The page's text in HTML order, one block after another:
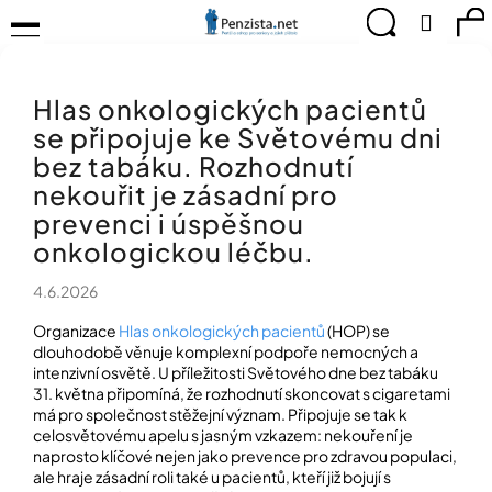
na
TIPY
PRO
PEVNÉ
ZDRAVÍ
CVIČÍME
PRO
RADOST
TVOŘTE
NÁMI
CHYTRÝ
PRŮVODCE
MODERNÍM
SVĚTEM
Hledat
Menu
Hlas onkologických pacientů
se připojuje ke Světovému dni
bez tabáku. Rozhodnutí
nekouřit je zásadní pro
prevenci i úspěšnou
onkologickou léčbu.
4.6.2026
Organizace Hlas onkologických pacientů(HOP) se
dlouhodobě věnuje komplexní podpoře nemocných a
intenzivní osvětě. U příležitosti Světového dne bez tabáku
31. května připomíná, že rozhodnutí skoncovat s cigaretami
má pro společnost stěžejní význam. Připojuje se tak k
celosvětovému apelu s jasným vzkazem: nekouření je
naprosto klíčové nejen jako prevence pro zdravou populaci,
ale hraje zásadní roli také u pacientů, kteří již bojují s
o
C
o
p
o
e
b
e
e
n
a